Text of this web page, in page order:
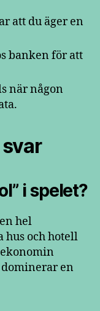
att du äger en
banken för att
när någon
i spelet?
hel
hus och hotell
en